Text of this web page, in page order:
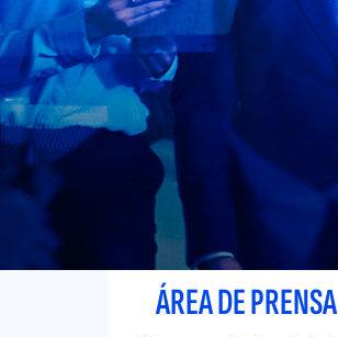
d
i
t
t
o
r
i
ÁREA DE PRENSA